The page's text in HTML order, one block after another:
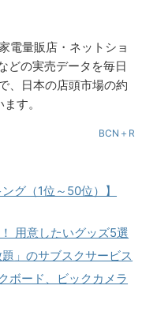
電量販店・ネットショ
どの実売データを毎日
、日本の店頭市場の約
す。
BCN＋R
グ（1位～50位）】
用意したいグッズ5選
」のサブスクサービス
ボード、ビックカメラ